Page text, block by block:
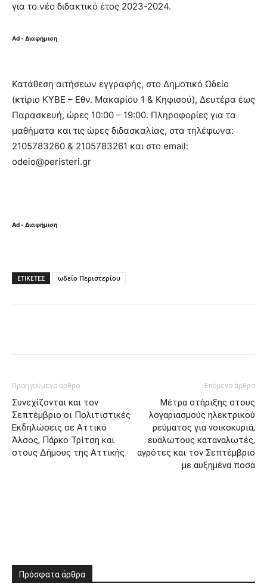
για το νέο διδακτικό έτος 2023-2024.
Ad - Διαφήμιση
Κατάθεση αιτήσεων εγγραφής, στο Δημοτικό Ωδείο
(κτίριο ΚΥΒΕ – Εθν. Μακαρίου 1 & Κηφισού), Δευτέρα έως
Παρασκευή, ώρες 10:00 – 19:00. Πληροφορίες για τα
μαθήματα και τις ώρες διδασκαλίας, στα τηλέφωνα:
2105783260 & 2105783261 και στο email:
odeio@peristeri.gr
Ad - Διαφήμιση
ΕΤΙΚΈΤΕΣ ωδείο Περιστερίου
Προηγούμενο άρθρο
Συνεχίζονται και τον
Σεπτέμβριο οι Πολιτιστικές
Εκδηλώσεις σε Αττικό
Άλσος, Πάρκο Τρίτση και
στους Δήμους της Αττικής
Επόμενο άρθρο
Μέτρα στήριξης στους
λογαριασμούς ηλεκτρικού
ρεύματος για νοικοκυριά,
ευάλωτους καταναλωτές,
αγρότες και τον Σεπτέμβριο
με αυξημένα ποσά
Πρόσφατα άρθρα